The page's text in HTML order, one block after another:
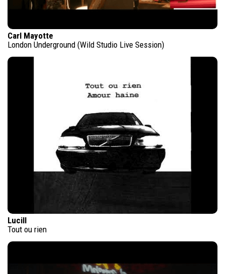
Carl Mayotte
London Underground (Wild Studio Live Session)
Lucill
Tout ou rien